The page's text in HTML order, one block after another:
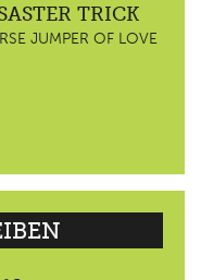
TRICK
JUMPER OF LOVE